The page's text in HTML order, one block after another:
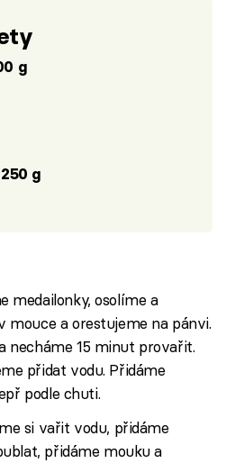
g
250 g
medailonky, osolíme a
mouce a orestujeme na pánvi.
necháme 15 minut provařit.
přidat vodu. Přidáme
podle chuti.
si vařit vodu, přidáme
přidáme mouku a